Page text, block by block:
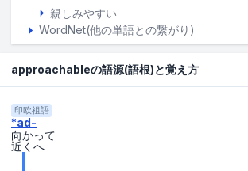
親しみやすい
WordNet(他の単語との繋がり)
approachableの語源(語根)と覚え方
印欧祖語
*ad-
向かって
近くへ